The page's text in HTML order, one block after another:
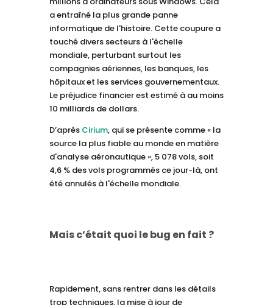
a entraîné la plus grande panne
informatique de l'histoire. Cette coupure a
touché divers secteurs à l'échelle
mondiale, perturbant surtout les
compagnies aériennes, les banques, les
hôpitaux et les services gouvernementaux.
Le préjudice financier est estimé à au moins
10 milliards de dollars.
D’après Cirium, qui se présente comme « la
source la plus fiable au monde en matière
d'analyse aéronautique », 5 078 vols, soit
4,6 % des vols programmés ce jour-là, ont
été annulés à l'échelle mondiale.
Mais c’était quoi le bug en fait ?
Rapidement, sans rentrer dans les détails
trop techniques, la mise à jour de